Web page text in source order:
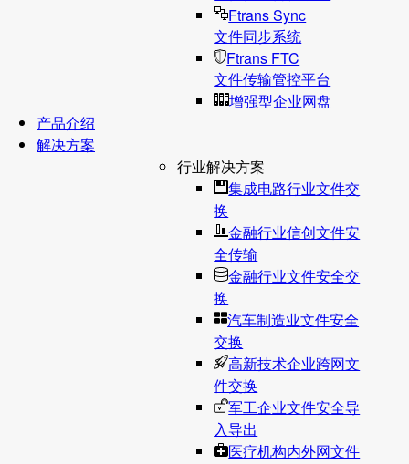
Ftrans Sync
文件同步系统
Ftrans FTC
文件传输管控平台
增强型企业网盘
产品介绍
解决方案
行业解决方案
集成电路行业文件交
换
金融行业信创文件安
全传输
金融行业文件安全交
换
汽车制造业文件安全
交换
高新技术企业跨网文
件交换
军工企业文件安全导
入导出
医疗机构内外网文件